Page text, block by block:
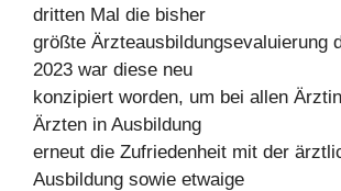
dritten Mal die bisher
größte Ärzteausbildungsevaluierung
2023 war diese neu
konzipiert worden, um bei allen
Ärzten in Ausbildung
erneut die Zufriedenheit mit der
Ausbildung sowie etwaige